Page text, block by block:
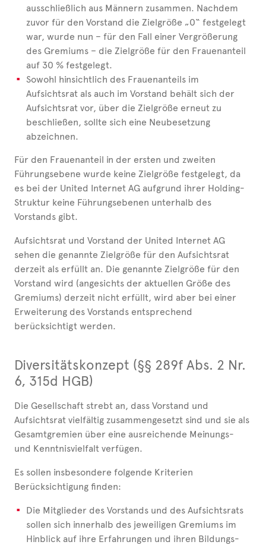
ausschließlich aus Männern zusammen. Nachdem
zuvor für den Vorstand die Zielgröße „0“ festgelegt
war, wurde nun – für den Fall einer Vergrößerung
des Gremiums – die Zielgröße für den Frauenanteil
auf 30 % festgelegt.
Sowohl hinsichtlich des Frauenanteils im
Aufsichtsrat als auch im Vorstand behält sich der
Aufsichtsrat vor, über die Zielgröße erneut zu
beschließen, sollte sich eine Neubesetzung
abzeichnen.
Für den Frauenanteil in der ersten und zweiten
Führungsebene wurde keine Zielgröße festgelegt, da
es bei der United Internet AG aufgrund ihrer Holding-
Struktur keine Führungsebenen unterhalb des
Vorstands gibt.
Aufsichtsrat und Vorstand der United Internet AG
sehen die genannte Zielgröße für den Aufsichtsrat
derzeit als erfüllt an. Die genannte Zielgröße für den
Vorstand wird (angesichts der aktuellen Größe des
Gremiums) derzeit nicht erfüllt, wird aber bei einer
Erweiterung des Vorstands entsprechend
berücksichtigt werden.
Diversitätskonzept (§§ 289f Abs. 2 Nr.
6, 315d HGB)
Die Gesellschaft strebt an, dass Vorstand und
Aufsichtsrat vielfältig zusammengesetzt sind und sie als
Gesamtgremien über eine ausreichende Meinungs-
und Kenntnisvielfalt verfügen.
Es sollen insbesondere folgende Kriterien
Berücksichtigung finden:
Die Mitglieder des Vorstands und des Aufsichtsrats
sollen sich innerhalb des jeweiligen Gremiums im
Hinblick auf ihre Erfahrungen und ihren Bildungs-